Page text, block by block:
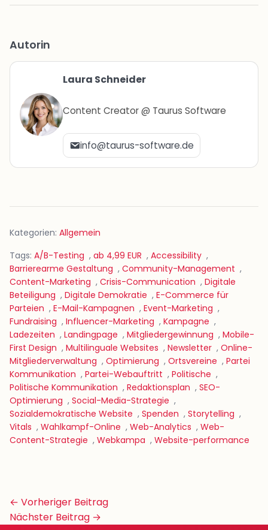
Autorin
Laura Schneider
Content Creator @ Taurus Software
info@taurus-software.de
Kategorien: Allgemein
Tags: A/B-Testing , ab 4,99 EUR , Accessibility ,
Barrierearme Gestaltung , Community-Management ,
Content-Marketing , Crisis-Communication , Digitale
Beteiligung , Digitale Demokratie , E-Commerce für
Parteien , E-Mail-Kampagnen , Event-Marketing ,
Fundraising , Influencer-Marketing , Kampagne ,
Ladezeiten , Landingpage , Mitgliedergewinnung , Mobile-
First Design , Multilinguale Websites , Newsletter , Online-
Mitgliederverwaltung , Optimierung , Ortsvereine , Partei
Kommunikation , Partei-Webauftritt , Politische ,
Politische Kommunikation , Redaktionsplan , SEO-
Optimierung , Social-Media-Strategie ,
Sozialdemokratische Website , Spenden , Storytelling ,
Vitals , Wahlkampf-Online , Web-Analytics , Web-
Content-Strategie , Webkampa , Website-performance
Beitrags-
Navigation
← Vorheriger Beitrag
Nächster Beitrag →